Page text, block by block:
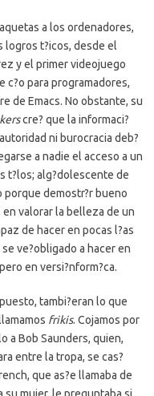
a los ordenadores,
logros t?icos, desde el
y el primer videojuego
c?o para programadores,
de Emacs. No obstante, su
cre? que la informaci?
ni burocracia deb?
a nadie el acceso a un
t?los; alg?dolescente de
porque demostr?r bueno
valorar la belleza de un
de hacer en pocas l?as
ve?obligado a hacer en
en versi?nform?ca.
tambi?eran lo que
frikis. Cojamos por
a Bob Saunders, quien,
entre la tropa, se cas?
que as?e llamaba de